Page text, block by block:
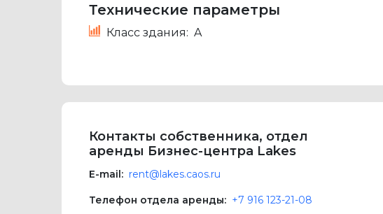
Технические параметры
Класс здания: A
Контакты собственника, отдел
аренды Бизнес-центра Lakes
E-mail: rent@lakes.caos.ru
Телефон отдела аренды: +7 916 123-21-08